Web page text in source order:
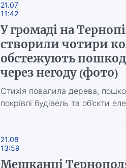
21.07
11:42
У громаді на
створили чотири
обстежують
через негоду (фото)
Стихія повалила дерева,
покрівлі будівель та об’єкти
21.08
13:59
Мешканці